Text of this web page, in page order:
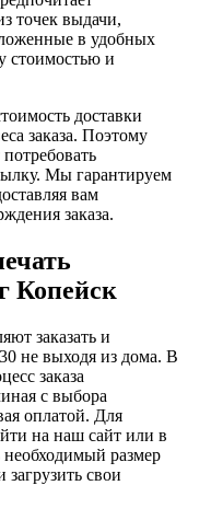
точек выдачи,
в удобных
стоимостью и
доставки
заказа. Поэтому
Мы гарантируем
вам
заказа.
Копейск
заказать и
не выходя из дома. В
заказа
с выбора
оплатой. Для
на наш сайт или в
размер
свои